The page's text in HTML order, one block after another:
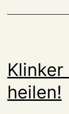
heilen!